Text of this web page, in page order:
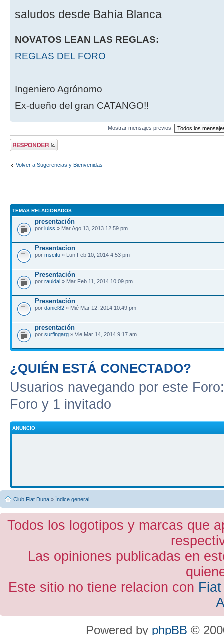
saludos desde Bahía Blanca
NOVATOS LEAN LAS REGLAS:
REGLAS DEL FORO
Ingeniero Agrónomo
Ex-dueño del gran CATANGO!!
Mostrar mensajes previos:
Publicar una
respuesta
Volver a Sugerencias y Bienvenidas
TEMAS RELACIONADOS
presentación
por luiss » Mar Ago 13, 2013 12:59 pm
Presentacion
por mscifu » Lun Feb 10, 2014 4:53 pm
Presentación
por rauldal » Mar Feb 11, 2014 10:09 pm
Presentación
por daniel82 » Mié Mar 12, 2014 10:49 pm
presentación
por surfingarg » Vie Mar 14, 2014 9:17 am
¿QUIÉN ESTÁ CONECTADO?
Usuarios navegando por este
Foro y 1 invitado
ANUNCIO
Club Fiat Duna » Índice general
Todos los logotipos y marcas que
Las opiniones publicadas en
Este sitio no tiene relacion con
Powered by phpBB ©